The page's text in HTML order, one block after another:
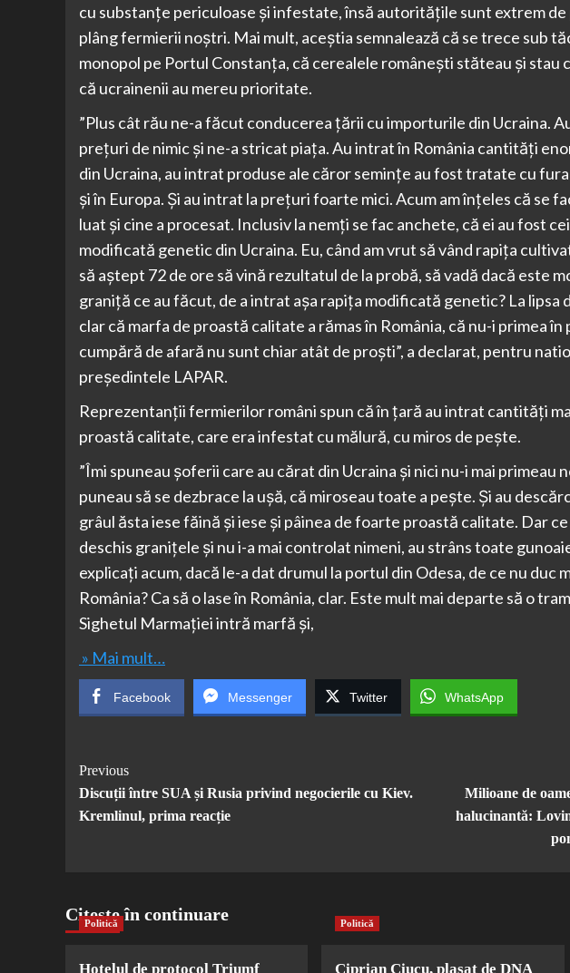
cu substanțe periculoase și infestate, însă autoritățile sunt extrem de
plâng fermierii noștri. Mai mult, aceștia semnalează că se trece sub
monopol pe Portul Constanța, că cerealele românești stăteau și stau
că ucrainenii au mereu prioritate.
”Plus cât rău ne-a făcut conducerea țării cu importurile din Ucraina.
prețuri de nimic și ne-a stricat piața. Au intrat în România cantități
din Ucraina, au intrat produse ale căror semințe au fost tratate cu
și în Europa. Și au intrat la prețuri foarte mici. Acum am înțeles că se
luat și cine a procesat. Inclusiv la nemți se fac anchete, că ei au fost
modificată genetic din Ucraina. Eu, când am vrut să vând rapița
să aștept 72 de ore să vină rezultatul de la probă, să vadă dacă este
graniță ce au făcut, de a intrat așa rapița modificată genetic? La lipsa
clar că marfa de proastă calitate a rămas în România, că nu-i primea în
cumpără de afară nu sunt chiar atât de proști”, a declarat, pentru
președintele LAPAR.
Reprezentanții fermierilor români spun că în țară au intrat cantități
proastă calitate, care era infestat cu mălură, cu miros de pește.
”Îmi spuneau șoferii care au cărat din Ucraina și nici nu-i mai primeau
puneau să se dezbrace la ușă, că miroseau toate a pește. Și au
grâul ăsta iese făină și iese și pâinea de foarte proastă calitate. Dar
deschis granițele și nu i-a mai controlat nimeni, au strâns toate
explicați acum, dacă le-a dat drumul la portul din Odesa, de ce nu duc
România? Ca să o lase în România, clar. Este mult mai departe să o
Sighetul Marmației intră marfă și,
» Mai mult…
Facebook Messenger Twitter WhatsApp
Post
Navigation
Previous
Discuții între SUA și Rusia privind negocierile cu Kiev.
Kremlinul, prima reacție
Milioane de
halucinantă:
Citește în continuare
Politică
Hotelul de protocol Triumf
Politică
Ciprian Ciucu, plasat de DNA